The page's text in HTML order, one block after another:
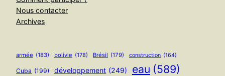
Nous contacter
Archives
armée (183) bolivie (178) Brésil (179) construction (164)
Cuba (199) développement (249) eau (589)